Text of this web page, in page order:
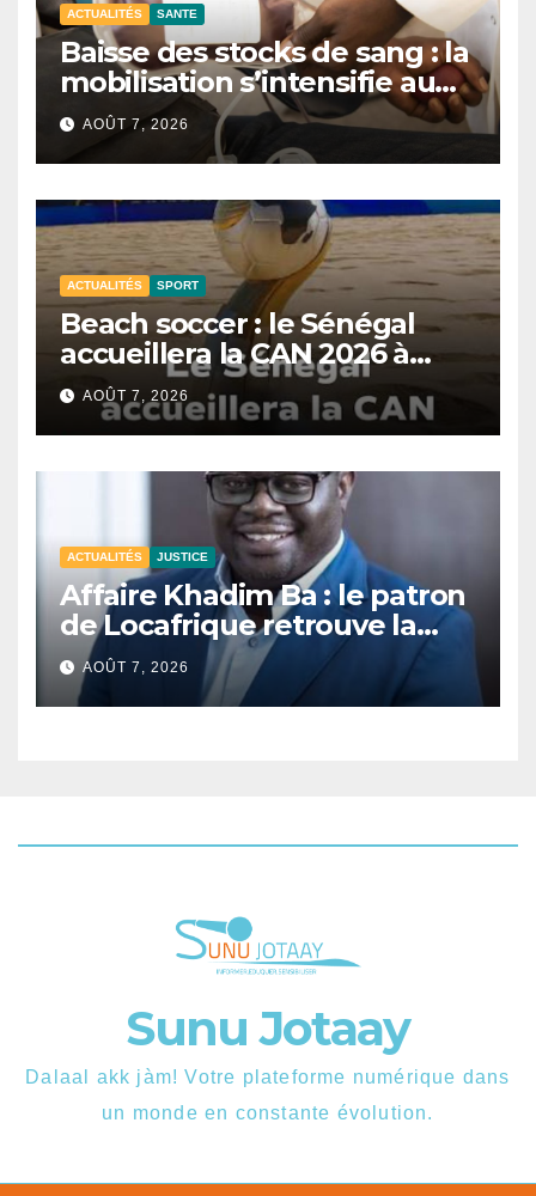
ACTUALITÉS SANTE
Baisse des stocks de sang : la
mobilisation s’intensifie au
CNTS de Dakar.
AOÛT 7, 2026
ACTUALITÉS SPORT
Beach soccer : le Sénégal
accueillera la CAN 2026 à
Dakar.
AOÛT 7, 2026
ACTUALITÉS JUSTICE
Affaire Khadim Ba : le patron
de Locafrique retrouve la
liberté.
AOÛT 7, 2026
Sunu Jotaay
Dalaal akk jàm! Votre plateforme numérique dans
un monde en constante évolution.